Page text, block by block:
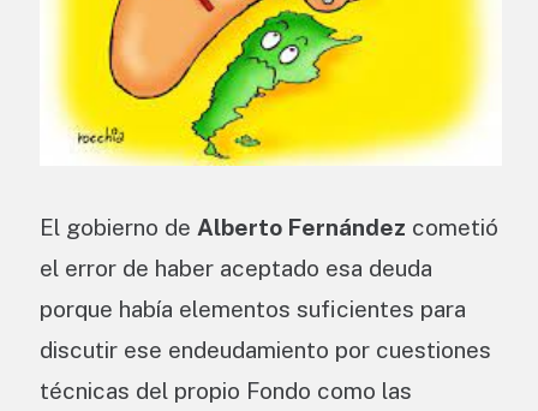
El gobierno de Alberto Fernández cometió
el error de haber aceptado esa deuda
porque había elementos suficientes para
discutir ese endeudamiento por cuestiones
técnicas del propio Fondo como las